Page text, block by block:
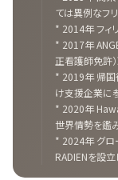
ては異例なフ
* 2014年 フィ
* 2017年
正看護師免許
* 2019年 帰国
け支援企業に
* 2020年
世界情勢を鑑
* 2024年 グロ
RADIENを設立